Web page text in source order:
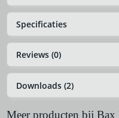
Specificaties
Reviews (0)
Downloads (2)
Meer producten bij Bax